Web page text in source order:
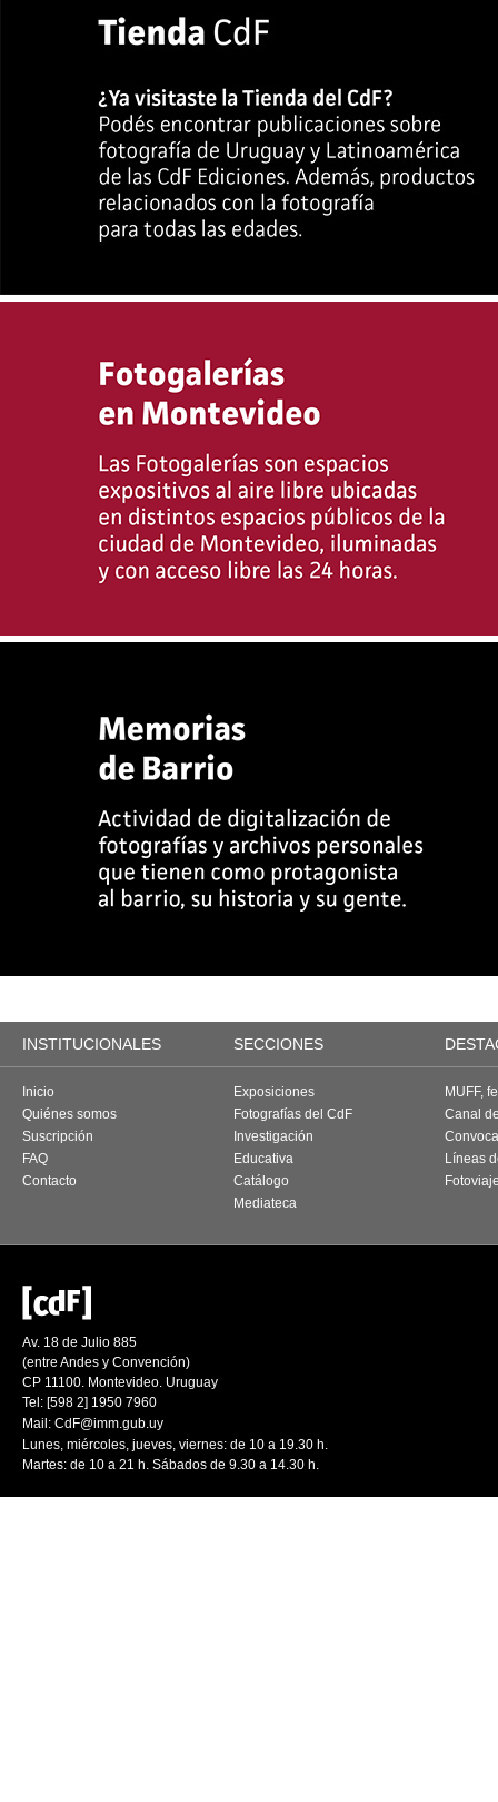
INSTITUCIONALES SECCIONES
Inicio
Quiénes somos
Suscripción
FAQ
Contacto
Exposiciones
Fotografías del CdF
Investigación
Educativa
Catálogo
Mediateca
MUFF,
Canal
Líneas
Av. 18 de Julio 885
(entre Andes y Convención)
CP 11100. Montevideo. Uruguay
Tel: [598 2] 1950 7960
Mail: CdF@imm.gub.uy
Lunes, miércoles, jueves, viernes: de 10 a 19.30 h.
Martes: de 10 a 21 h. Sábados de 9.30 a 14.30 h.